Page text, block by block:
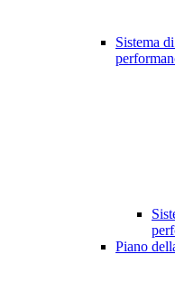
Sistema
Piano